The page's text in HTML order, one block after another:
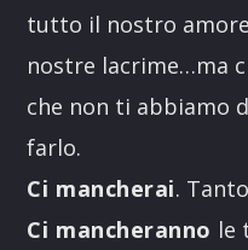
tutto il nostro
nostre lacrime…ma
che non ti abbiamo
farlo.
Ci mancherai.
Ci mancheranno le